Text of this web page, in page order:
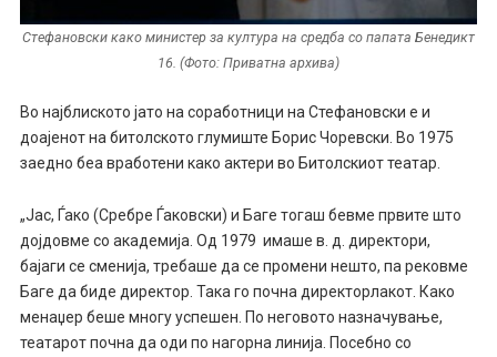
Стефановски како министер за култура на средба со папата Бенедикт
16. (Фото: Приватна архива)
Во најблиското јато на соработници на Стефановски е и
доајенот на битолското глумиште Борис Чоревски. Во 1975
заедно беа вработени како актери во Битолскиот театар.
„Јас, Ѓако (Сребре Ѓаковски) и Баге тогаш бевме првите што
дојдовме со академија. Од 1979 имаше в. д. директори,
бајаги се сменија, требаше да се промени нешто, па рековме
Баге да биде директор. Така го почна директорлакот. Како
менаџер беше многу успешен. По неговото назначување,
театарот почна да оди по нагорна линија. Посебно со